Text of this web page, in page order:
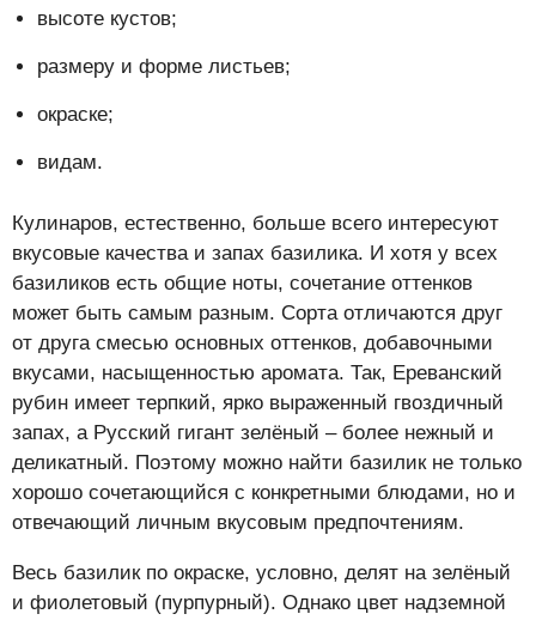
высоте кустов;
размеру и форме листьев;
окраске;
видам.
Кулинаров, естественно, больше всего интересуют
вкусовые качества и запах базилика. И хотя у всех
базиликов есть общие ноты, сочетание оттенков
может быть самым разным. Сорта отличаются друг
от друга смесью основных оттенков, добавочными
вкусами, насыщенностью аромата. Так, Ереванский
рубин имеет терпкий, ярко выраженный гвоздичный
запах, а Русский гигант зелёный – более нежный и
деликатный. Поэтому можно найти базилик не только
хорошо сочетающийся с конкретными блюдами, но и
отвечающий личным вкусовым предпочтениям.
Весь базилик по окраске, условно, делят на зелёный
и фиолетовый (пурпурный). Однако цвет надземной